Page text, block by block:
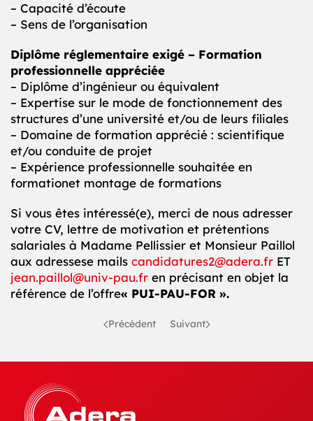
– Capacité d’écoute
– Sens de l’organisation
Diplôme réglementaire exigé – Formation
professionnelle appréciée
– Diplôme d’ingénieur ou équivalent
– Expertise sur le mode de fonctionnement des
structures d’une université et/ou de leurs filiales
– Domaine de formation apprécié : scientifique
et/ou conduite de projet
– Expérience professionnelle souhaitée en
formationet montage de formations
Si vous êtes intéressé(e), merci de nous adresser
votre CV, lettre de motivation et prétentions
salariales à Madame Pellissier et Monsieur Paillol
aux adressese mails candidatures2@adera.fr ET
jean.paillol@univ-pau.fr en précisant en objet la
référence de l’offre« PUI-PAU-FOR ».
Précédent Suivant